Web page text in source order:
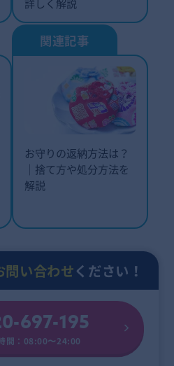
お守りの返納方法は？
｜捨て方や処分方法を
解説
問い合わせください！
697-195
間：08:00〜24:00